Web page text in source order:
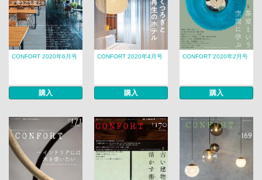
CONFORT 2020年6月号
購入
CONFORT 2020年4月号
購入
CONFORT 2020年2月号
購入